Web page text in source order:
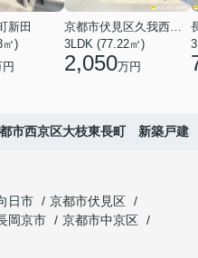
新田
㎡)
3LDK (77.22㎡)
2,050万円
市西京区大枝東長町 新築戸建
日市
京都市伏見区
岡京市
京都市中京区